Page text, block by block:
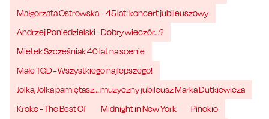
Małgorzata Ostrowska – 45 lat: koncert jubileuszowy
Andrzej Poniedzielski - Dobry wieczór...?
Mietek Szcześniak 40 lat na scenie
Małe TGD - Wszystkiego najlepszego!
Jolka, Jolka pamiętasz… muzyczny jubileusz Marka Dutkiewicza
Kroke - The Best Of
Midnight in New York
Pinokio